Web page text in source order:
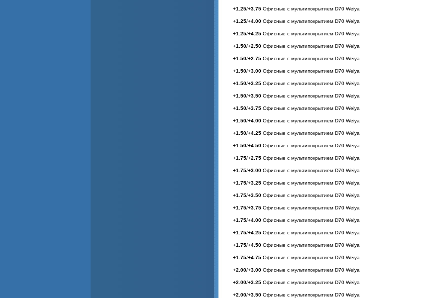
+1.25/+3.75 Офисные с мультипокрытием D70 Weiya
+1.25/+4.00 Офисные с мультипокрытием D70 Weiya
+1.25/+4.25 Офисные с мультипокрытием D70 Weiya
+1.50/+2.50 Офисные с мультипокрытием D70 Weiya
+1.50/+2.75 Офисные с мультипокрытием D70 Weiya
+1.50/+3.00 Офисные с мультипокрытием D70 Weiya
+1.50/+3.25 Офисные с мультипокрытием D70 Weiya
+1.50/+3.50 Офисные с мультипокрытием D70 Weiya
+1.50/+3.75 Офисные с мультипокрытием D70 Weiya
+1.50/+4.00 Офисные с мультипокрытием D70 Weiya
+1.50/+4.25 Офисные с мультипокрытием D70 Weiya
+1.50/+4.50 Офисные с мультипокрытием D70 Weiya
+1.75/+2.75 Офисные с мультипокрытием D70 Weiya
+1.75/+3.00 Офисные с мультипокрытием D70 Weiya
+1.75/+3.25 Офисные с мультипокрытием D70 Weiya
+1.75/+3.50 Офисные с мультипокрытием D70 Weiya
+1.75/+3.75 Офисные с мультипокрытием D70 Weiya
+1.75/+4.00 Офисные с мультипокрытием D70 Weiya
+1.75/+4.25 Офисные с мультипокрытием D70 Weiya
+1.75/+4.50 Офисные с мультипокрытием D70 Weiya
+1.75/+4.75 Офисные с мультипокрытием D70 Weiya
+2.00/+3.00 Офисные с мультипокрытием D70 Weiya
+2.00/+3.25 Офисные с мультипокрытием D70 Weiya
+2.00/+3.50 Офисные с мультипокрытием D70 Weiya